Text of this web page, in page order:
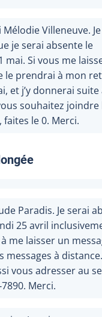
Villeneuve.
je serai absente le
mai. Si vous me
le prendrai à mon
et j’y donnerai suite
souhaitez joindre
le 0. Merci.
Paradis. Je serai
25 avril
me laisser un
messages à
vous adresser au
Merci.